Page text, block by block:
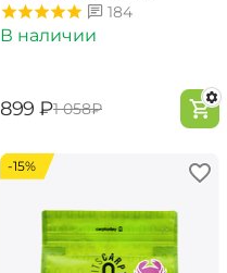
184
В наличии
‍899‍ ₽‍1 058‍₽
-15%